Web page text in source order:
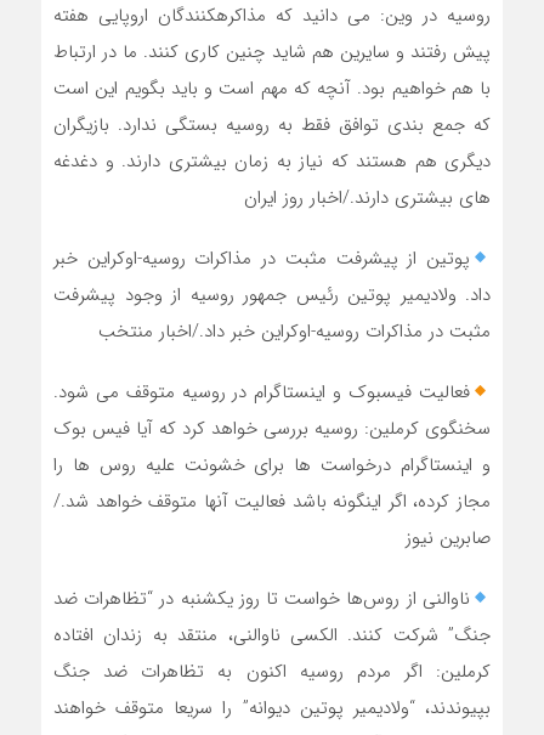
روسیه در وین: می دانید که مذاکره‎کنندگان اروپایی هفته
پیش رفتند و سایرین هم شاید چنین کاری کنند. ما در ارتباط
با هم خواهیم بود. آنچه که مهم است و باید بگویم این است
که جمع بندی توافق فقط به روسیه بستگی ندارد. بازیگران
دیگری هم هستند که نیاز به زمان بیشتری دارند. و دغدغه
های بیشتری دارند./اخبار روز ایران
پوتین از پیشرفت مثبت در مذاکرات روسیه-اوکراین خبر
داد. ولادیمیر پوتین رئیس جمهور روسیه از وجود پیشرفت
مثبت در مذاکرات روسیه-اوکراین خبر داد./اخبار منتخب
فعالیت فیسبوک و اینستاگرام در روسیه متوقف می شود.
سخنگوی کرملین: روسیه بررسی خواهد کرد که آیا فیس بوک
و اینستاگرام درخواست ها برای خشونت علیه روس ها را
مجاز کرده، اگر اینگونه باشد فعالیت آنها متوقف خواهد شد./
صابرین نیوز
ناوالنی از روس‌ها خواست تا روز یکشنبه در “تظاهرات ضد
جنگ” شرکت کنند. الکسی ناوالنی، منتقد به زندان افتاده
کرملین: اگر مردم روسیه اکنون به تظاهرات ضد جنگ
بپیوندند، “ولادیمیر پوتین دیوانه” را سریعا متوقف خواهند